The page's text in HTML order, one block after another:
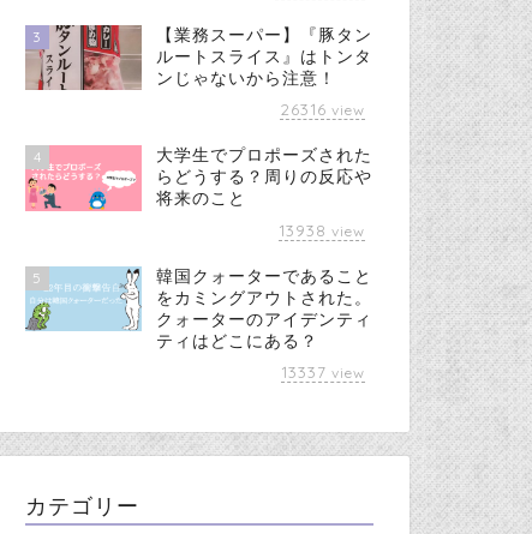
3
【業務スーパー】『豚タン
ルートスライス』はトンタ
ンじゃないから注意！
26316 view
4
大学生でプロポーズされた
らどうする？周りの反応や
将来のこと
13938 view
5
韓国クォーターであること
をカミングアウトされた。
クォーターのアイデンティ
ティはどこにある？
13337 view
カテゴリー